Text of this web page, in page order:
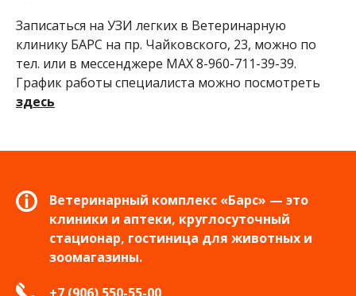
Записаться на УЗИ легких в Ветеринарную
клинику БАРС на пр. Чайковского, 23, можно по
тел. или в мессенджере МАХ 8-960-711-39-39.
График работы специалиста можно посмотреть
здесь
Ветеринарный комплекс «Барс» — это
клиники и аптеки, круглосуточный
стационар, гостиница для животных и
зоомагазины.